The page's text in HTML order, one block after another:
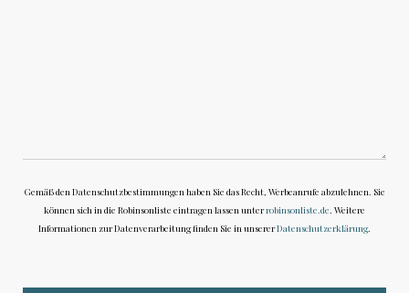
Gemäß den Datenschutzbestimmungen haben Sie das Recht, Werbeanrufe abzulehnen. Sie
können sich in die Robinsonliste eintragen lassen unterrobinsonliste.de . Weitere
Informationen zur Datenverarbeitung finden Sie in unsererDatenschutzerklärung.